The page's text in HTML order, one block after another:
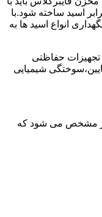
اسید ساخته شود.با
انواع اسید ها به
تجهیزات حفاظتی
شیمیایی
مشخص می شود که